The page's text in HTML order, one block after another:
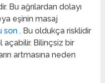
Bu ağrılardan dolayı
eşinin masaj
son . Bu oldukça risklidir
Bilinçsiz bir
artmasına neden